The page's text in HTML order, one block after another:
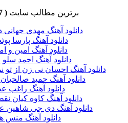
برترین مطالب سایت( 7 روز گذشته )
دانلود آهنگ مهدی جهانی
دانلود آهنگ پارسا
دانلود آهنگ امین و
دانلود آهنگ احمد
دانلود آهنگ احسان نی زن از تو
دانلود آهنگ حمید صالحیان
دانلود آهنگ راغب
دانلود آهنگ کاوه کیان
دانلود آهنگ دی جی شاهین
دانلود آهنگ منس